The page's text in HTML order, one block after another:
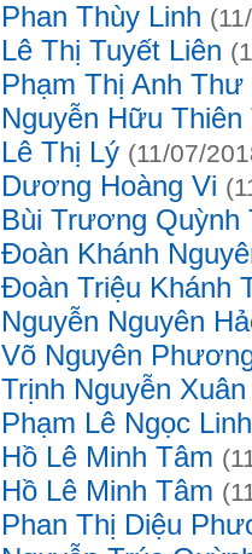
Phan Thùy Linh
Lê Thị Tuyết Liên
Phạm Thị Anh Thư
Nguyễn Hữu Thiên
Lê Thị Lý (11/07/
Dương Hoàng Vi
Bùi Trương Quỳnh
Đoàn Khánh
Đoàn Triệu Khánh
Nguyễn Nguyên
Võ Nguyên
Trịnh Nguyễn
Phạm Lê Ngọc Linh
Hồ Lê Minh Tâm
Hồ Lê Minh Tâm
Phan Thị Diệu